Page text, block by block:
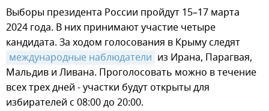
Выборы президента России пройдут 15–17 марта
2024 года. В них принимают участие четыре
кандидата. За ходом голосования в Крыму следят
международные наблюдатели из Ирана, Парагвая,
Мальдив и Ливана. Проголосовать можно в течение
всех трех дней - участки будут открыты для
избирателей с 08:00 до 20:00.